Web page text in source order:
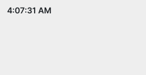
4:07:32 AM